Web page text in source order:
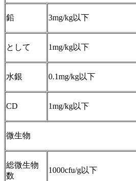
鉛 3mg/kg以下
として 1mg/kg以下
水銀 0.1mg/kg以下
CD 1mg/kg以下
微生物
総微生物
数
1000cfu/g以下